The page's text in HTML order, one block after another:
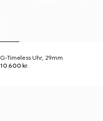
G-Timeless Uhr, 29mm
10.600 kr.